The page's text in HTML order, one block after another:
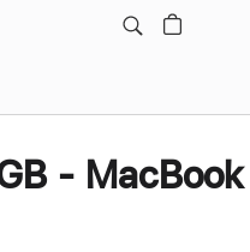
- MacBook